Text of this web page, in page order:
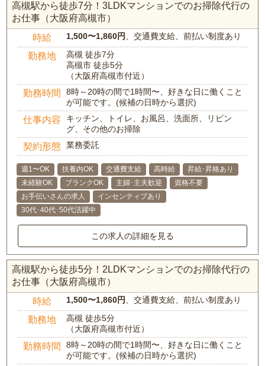
高槻駅から徒歩7分！3LDKマンションでのお掃除代行の
お仕事（大阪府高槻市）
時給 1,500〜1,860円、交通費支給、前払い制度あり
勤務地
高槻 徒歩7分
高槻市 徒歩5分
（大阪府高槻市付近）
勤務時間
8時～20時の間で1時間〜、好きな日に働くこと
が可能です。(候補の日時から選択)
仕事内容
キッチン、トイレ、お風呂、洗面所、リビン
グ、その他のお掃除
契約形態 業務委託
週1〜OK 扶養内OK 交通費支給 高時給
昇給･昇格あり
未経験OK
ブランクOK 主婦･主夫歓迎
資格不要
お手伝いさんの求人
インセンティブあり
30代･40代･50代活躍中
この求人の詳細を見る
高槻駅から徒歩5分！2LDKマンションでのお掃除代行の
お仕事（大阪府高槻市）
時給 1,500〜1,860円、交通費支給、前払い制度あり
勤務地
高槻 徒歩5分
（大阪府高槻市付近）
勤務時間
8時～20時の間で1時間〜、好きな日に働くこと
が可能です。(候補の日時から選択)